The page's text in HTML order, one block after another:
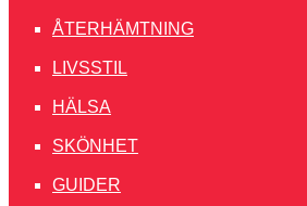
ÅTERHÄMTNING
LIVSSTIL
HÄLSA
SKÖNHET
GUIDER